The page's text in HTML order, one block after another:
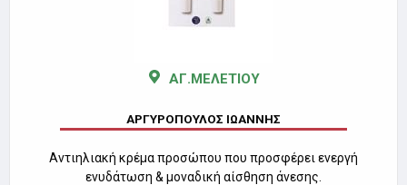
ΑΓ.ΜΕΛΕΤΙΟΥ
ΑΡΓΥΡΟΠΟΥΛΟΣ ΙΩΑΝΝΗΣ
Αντιηλιακή κρέμα προσώπου που προσφέρει ενεργή
ενυδάτωση & μοναδική αίσθηση άνεσης.